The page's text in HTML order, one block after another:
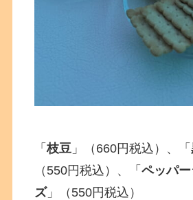
「枝豆 」（660円税込）、「
（550円税込）、「ペッパ
ズ」（550円税込）